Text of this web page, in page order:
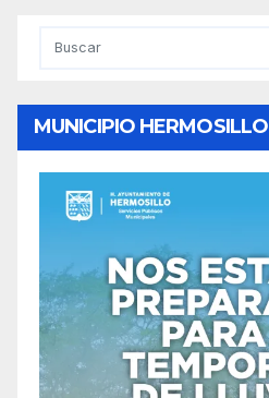
MUNICIPIO HERMOSILLO